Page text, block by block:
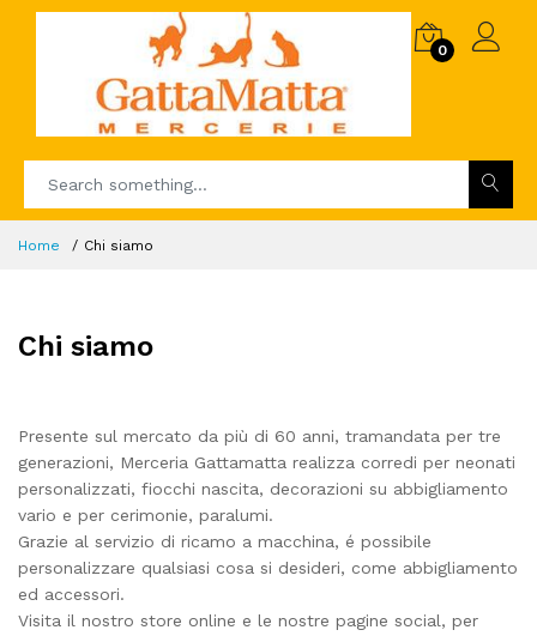
0
Home Chi siamo
Chi siamo
Presente sul mercato da più di 60 anni, tramandata per tre
generazioni, Merceria Gattamatta realizza corredi per neonati
personalizzati, fiocchi nascita, decorazioni su abbigliamento
vario e per cerimonie, paralumi.
Grazie al servizio di ricamo a macchina, é possibile
personalizzare qualsiasi cosa si desideri, come abbigliamento
ed accessori.
Visita il nostro store online e le nostre pagine social, per